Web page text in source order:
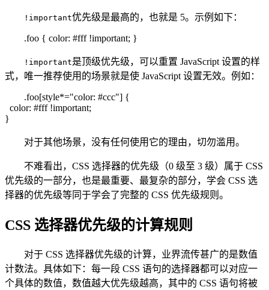
!important优先级是最高的，也就是 5。示例如下：
.foo { color: #fff !important; }
!important是顶级优先级，可以重置 JavaScript 设置的样
式，唯一推荐使用的场景就是使 JavaScript 设置无效。例如：
.foo[style*="color: #ccc"] {
color: #fff !important;
}
对于其他场景，没有任何使用它的理由，切勿滥用。
不难看出，CSS 选择器的优先级（0 级至 3 级）属于 CSS
优先级的一部分，也是最重要、最复杂的部分，学会 CSS 选
择器的优先级等同于学会了完整的 CSS 优先级规则。
CSS 选择器优先级的计算规则
对于 CSS 选择器优先级的计算，业界流传甚广的是数值
计数法。具体如下：每一段 CSS 语句的选择器都可以对应一
个具体的数值，数值越大优先级越高，其中的 CSS 语句将被